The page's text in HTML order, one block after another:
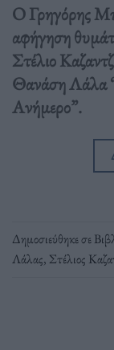
O Γρηγόρης
αφήγηση
Στέλιο
Θανάση Λάλα
Ανήμερο”.
Δημοσιεύθηκε σε
Λάλας, Στέλιος